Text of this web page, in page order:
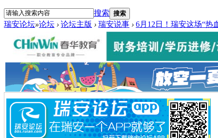
搜索 搜索
瑞安论坛»论坛 › 论坛主版 › 瑞安说事 › 6月12日！瑞安这场“热